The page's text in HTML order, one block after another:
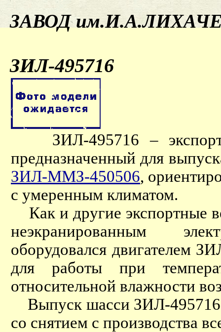
ЗАВОД
ЗИЛ-495716
ЗИЛ-495716 –
предназначенный для
ЗИЛ-ММЗ-450506,
с умеренным климатом.
Как и другие экспортные
неэкранированным
оборудовался двигателем
для работы при
относительной влажности
Выпуск шасси ЗИЛ-495716
со снятием с производства